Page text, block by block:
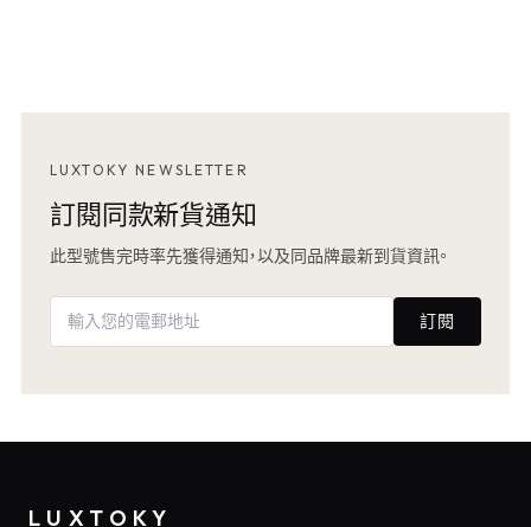
LUXTOKY NEWSLETTER
訂閱同款新貨通知
此型號售完時率先獲得通知，以及同品牌最新到貨資訊。
訂閱
LUXTOKY